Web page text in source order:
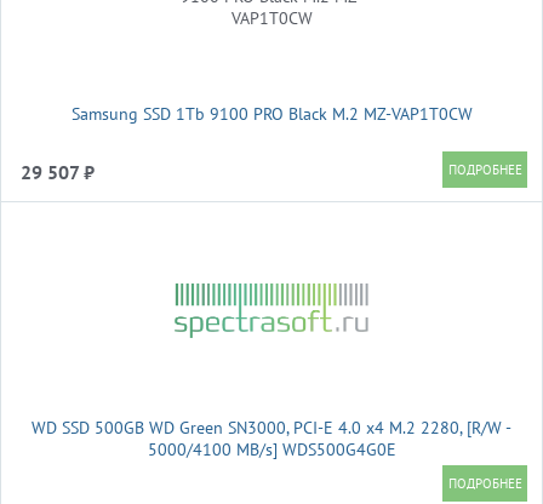
Samsung SSD 1Tb 9100 PRO Black M.2 MZ-VAP1T0CW
29 507 ₽
WD SSD 500GB WD Green SN3000, PCI-E 4.0 x4 M.2 2280, [R/W -
5000/4100 MB/s] WDS500G4G0E